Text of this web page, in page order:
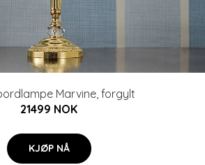
Marvine, forgylt
21499 NOK
KJØP NÅ